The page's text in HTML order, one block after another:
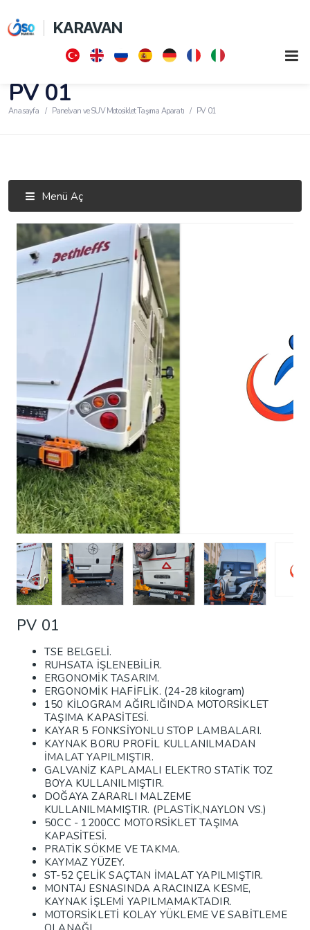
KARAVAN
PV 01
Anasayfa Panelvan ve SUV Motosiklet Taşıma Aparatı PV 01
Menü Aç
PV 01
TSE BELGELİ.
RUHSATA İŞLENEBİLİR.
ERGONOMİK TASARIM.
ERGONOMİK HAFİFLİK. (24-28 kilogram)
150 KİLOGRAM AĞIRLIĞINDA MOTORSİKLET
TAŞIMA KAPASİTESİ.
KAYAR 5 FONKSİYONLU STOP LAMBALARI.
KAYNAK BORU PROFİL KULLANILMADAN
İMALAT YAPILMIŞTIR.
GALVANİZ KAPLAMALI ELEKTRO STATİK TOZ
BOYA KULLANILMIŞTIR.
DOĞAYA ZARARLI MALZEME
KULLANILMAMIŞTIR. (PLASTİK,NAYLON VS.)
50CC - 1200СС МОТORSİKLET TAŞIMA
KAPASİTESİ.
PRATİK SÖKME VE TAKMA.
KAYMAZ YÜZEY.
ST-52 ÇELİK SAÇTAN İMALAT YAPILMIŞTIR.
MONTAJ ESNASINDA ARACINIZA KESME,
KAYNAK İŞLEMİ YAPILMAMAKTADIR.
MOTORSİKLETİ KOLAY YÜKLEME VE SABİTLEME